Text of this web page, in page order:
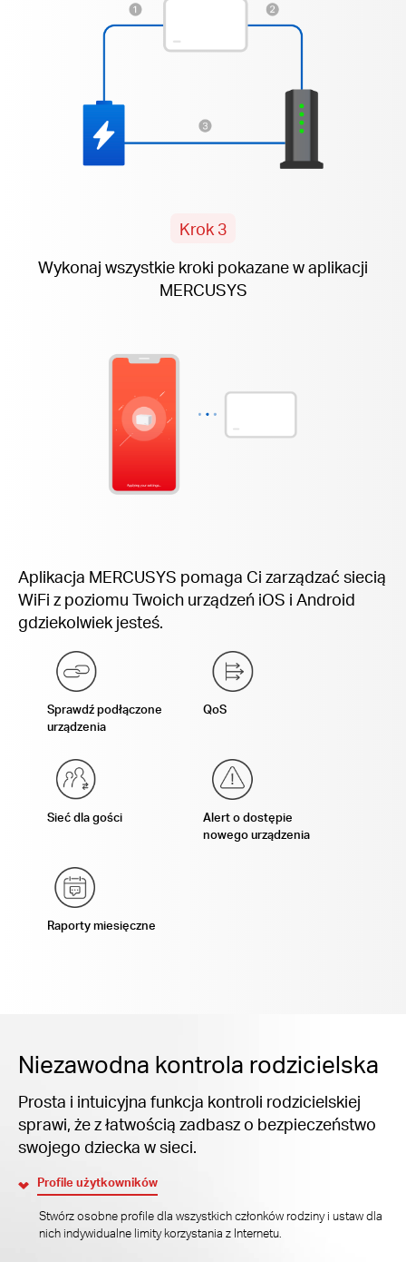
Krok 3
Wykonaj wszystkie kroki pokazane w aplikacji
MERCUSYS
Aplikacja MERCUSYS pomaga Ci zarządzać siecią
WiFi z poziomu Twoich urządzeń iOS i Android
gdziekolwiek jesteś.
Sprawdź podłączone
urządzenia
QoS
Sieć dla gości
Alert o dostępie
nowego urządzenia
Raporty miesięczne
Niezawodna kontrola rodzicielska
Prosta i intuicyjna funkcja kontroli rodzicielskiej
sprawi, że z łatwością zadbasz o bezpieczeństwo
swojego dziecka w sieci.
Profile użytkowników
Stwórz osobne profile dla wszystkich członków rodziny i ustaw dla
nich indywidualne limity korzystania z Internetu.